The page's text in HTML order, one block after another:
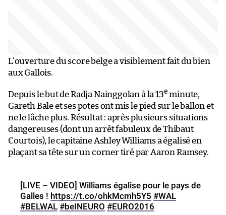
L’ouverture du score belge a visiblement fait du bien
aux Gallois.
Depuis le but de Radja Nainggolan à la 13e minute,
Gareth Bale et ses potes ont mis le pied sur le ballon et
ne le lâche plus. Résultat : après plusieurs situations
dangereuses (dont un arrêt fabuleux de Thibaut
Courtois), le capitaine Ashley Williams a égalisé en
plaçant sa tête sur un corner tiré par Aaron Ramsey.
[LIVE – VIDEO] Williams égalise pour le pays de
Galles ! https://t.co/ohkMcmh5Y5 #WAL
#BELWAL #beINEURO #EURO2016